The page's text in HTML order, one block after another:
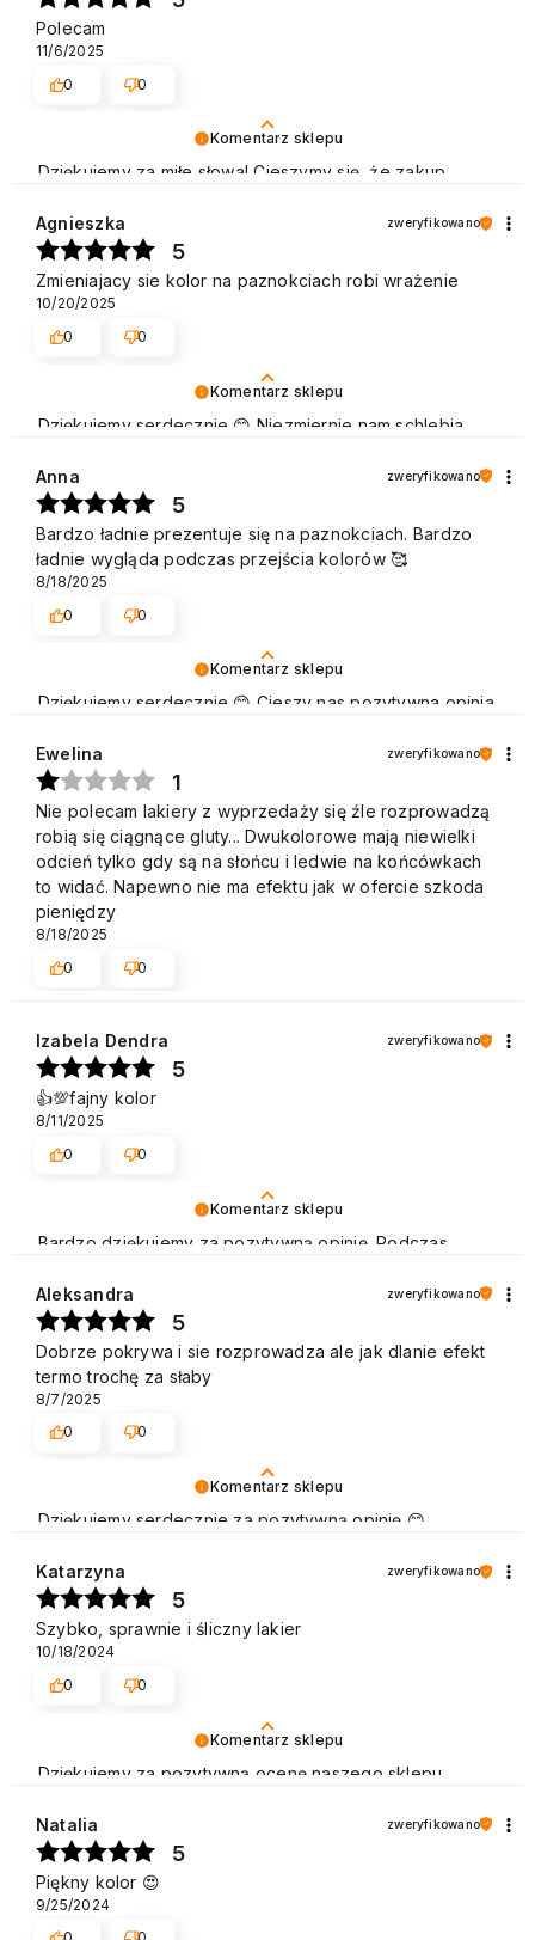
Komentarz sklepu
Dziękujemy za miłe słowa! Cieszymy się, że zakup
odpowiednią obsługę naszym klientom. Dziękujemy raz
jeszcze! Pozdrawiamy
Polecam
11/6/2025
0
0
Komentarz sklepu
Dziękujemy serdecznie 😊 Niezmiernie nam schlebia
się dużą popularnością zarówno w użytku domowym,
jak i w gabinetach kosmetycznych. Pozdrawiamy
Agnieszka zweryfikowano
5
Zmieniajacy sie kolor na paznokciach robi wrażenie
10/20/2025
0
0
Komentarz sklepu
Dziękujemy serdecznie 😊 Cieszy nas pozytywna opinia
zakupu. Pozdrawiamy
Anna zweryfikowano
5
Bardzo ładnie prezentuje się na paznokciach. Bardzo
ładnie wygląda podczas przejścia kolorów 🥰
8/18/2025
0
0
Ewelina zweryfikowano
1
Nie polecam lakiery z wyprzedaży się źle rozprowadzą
robią się ciągnące gluty... Dwukolorowe mają niewielki
odcień tylko gdy są na słońcu i ledwie na końcówkach
to widać. Napewno nie ma efektu jak w ofercie szkoda
pieniędzy
8/18/2025
0
0
Komentarz sklepu
Bardzo dziękujemy za pozytywną opinię. Podczas
Klienta. Cieszymy się, że spełniliśmy Pani oczekiwania.
Zapraszamy do ponownego skorzystania z naszej
oferty. Pozdrawiamy
Izabela Dendra zweryfikowano
5
👍️💯fajny kolor
8/11/2025
0
0
Komentarz sklepu
Dziękujemy serdecznie za pozytywną opinię 😊
oraz usług, aby były na jak najwyższym poziomie.
Pozdrawiamy
Aleksandra zweryfikowano
5
Dobrze pokrywa i sie rozprowadza ale jak dlanie efekt
termo trochę za słaby
8/7/2025
0
0
Komentarz sklepu
Dziękujemy za pozytywną ocenę naszego sklepu.
Katarzyna zweryfikowano
5
Szybko, sprawnie i śliczny lakier
10/18/2024
0
0
Natalia zweryfikowano
5
Piękny kolor 😍
9/25/2024